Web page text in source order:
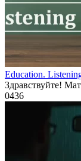
Education.
Здравствуйте!
0436